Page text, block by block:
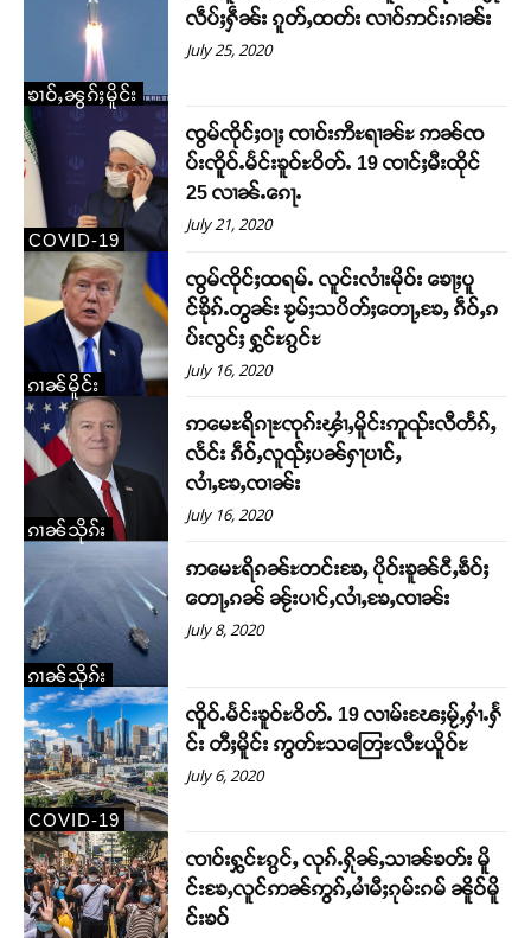
Support SHAN
တႃႇႁႂ်ႈသဵင်ၵၢင်ၸႂ်ၵူၼ်းမိူင်း ၵူႈတီႈၵူႈလႅၼ်ပေႃးတေၸွ
တ်ႇ တူဝ်ႈလုမ်ႈၾႃႉၼၼ်ႉ ၶဝ်ႈႁူမ်ႈၵမ်ႉထႅမ် ၸုမ်းၶၢ
ဝ်ႇၽူႈတွႆႇႁွၵ်ႈ လႆႈယူႇၶႃႈဢေႃႈ။
Donate Now
ၶၢဝ်ႇၼွၵ်ႈမိူင်း
လဵပ်ႈႁဵၼ်း ၵူတ်ႇထတ်း လၢဝ်ဢင်းၵၢၼ်း
July 25, 2020
COVID-19
ၸွမ်ၸိုင်ႈဝႃႈ ၸၢဝ်းဢီႊရၢၼ်ႊ ဢၼ်ၸ
ပ်းၸိူဝ်ႉမႅင်းၶူဝ်ႊဝိတ်ႉ 19 ၸၢင်ႈမီးထိုင်
25 လၢၼ်ႉၵေႃႉ
July 21, 2020
ၵၢၼ်မိူင်း
ၸွမ်ၸိုင်ႈထရမ်ႉ လူင်းလၢႆးမိုဝ်း ၶေႃႈပူ
င်ၶိုၵ်ႉတွၼ်း ၶႂမ်ႈသပိတ်ႈတေႃႇၶႄႇ ၵဵဝ်ႇၵ
ပ်းလွင်ႈ ႁွင်ႊၵွင်ႊ
July 16, 2020
ၵၢၼ်သိုၵ်း
ဢမေႊရိၵႃႊၸုၵ်းၾၢႆႇမိူင်းဢူၺ်းလီတႅၵ်ႇ
လႅင်း ၵဵဝ်ႇလူၺ်ႈပၼ်ႁႃပၢင်ႇ
လၢႆႇၶႄႇၸၢၼ်း
July 16, 2020
ၵၢၼ်သိုၵ်း
ဢမေႊရိၵၼ်ႊတင်းၶႄႇ ပိုဝ်းၶူၼ်ငီႇၶဵဝ်ႈ
တေႃႇၵၼ် ၼႂ်းပၢင်ႇလၢႆႇၶႄႇၸၢၼ်း
July 8, 2020
COVID-19
ၸိူဝ်ႉမႅင်းၶူဝ်ႊဝိတ်ႉ 19 လၢမ်းၽႄႈမႂ်ႇႁၢႆႉႁႅ
င်း တီႈမိူင်း ဢွတ်ႊသတြေႊလီႊယိူဝ်ႊ
July 6, 2020
ၸၢဝ်းႁွင်ႊၵွင်ႇ လုၵ်ႉႁိုၼ်ႇသၢၼ်ၶတ်း မိူ
င်းၶႄႇလူင်ဢၼ်ဢွၵ်ႇမၢႆမီႈၵုမ်းၵမ် ၼိူဝ်မိူ
င်းၶဝ်